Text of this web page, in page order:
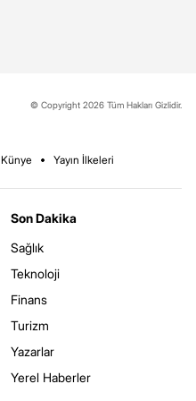
© Copyright 2026 Tüm Hakları Gizlidir.
Künye Yayın İlkeleri
Son Dakika
Sağlık
Teknoloji
Finans
Turizm
Yazarlar
Yerel Haberler